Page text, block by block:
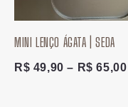
MINI LENÇO ÁGATA | SEDA
R$ 49,90 – R$ 65,00